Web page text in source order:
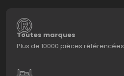
Toutes marques
Plus de 10000 pièces référencées